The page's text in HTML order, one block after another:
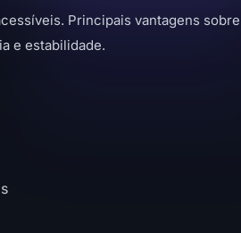
Principais vantagens sobre
e estabilidade.